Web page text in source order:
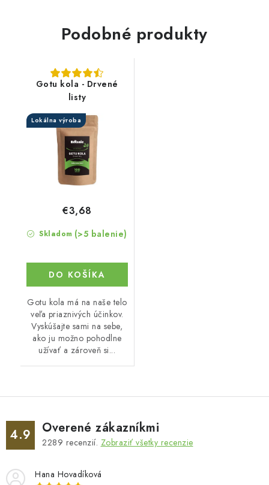
Podobné produkty
Gotu kola - Drvené
listy
Lokálna výroba
Skladom (>5 balenie)
€3,68
DO KOŠÍKA
Gotu kola má na naše telo
veľa priaznivých účinkov.
Vyskúšajte sami na sebe,
ako ju možno pohodlne
užívať a zároveň si...
4.9 Overené zákazníkmi
2289 recenzií. Zobraziť všetky recenzie
Hana Hovadíková